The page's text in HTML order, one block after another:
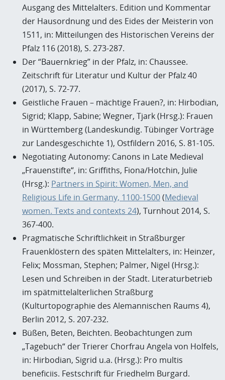
Ausgang des Mittelalters. Edition und Kommentar
der Hausordnung und des Eides der Meisterin von
1511, in: Mitteilungen des Historischen Vereins der
Pfalz 116 (2018), S. 273-287.
Der “Bauernkrieg” in der Pfalz, in: Chaussee.
Zeitschrift für Literatur und Kultur der Pfalz 40
(2017), S. 72-77.
Geistliche Frauen – mächtige Frauen?, in: Hirbodian,
Sigrid; Klapp, Sabine; Wegner, Tjark (Hrsg.): Frauen
in Württemberg (Landeskundig. Tübinger Vorträge
zur Landesgeschichte 1), Ostfildern 2016, S. 81-105.
Negotiating Autonomy: Canons in Late Medieval
„Frauenstifte“, in: Griffiths, Fiona/Hotchin, Julie
(Hrsg.): Partners in Spirit: Women, Men, and
Religious Life in Germany, 1100-1500(Medieval
women. Texts and contexts 24), Turnhout 2014, S.
367-400.
Pragmatische Schriftlichkeit in Straßburger
Frauenklöstern des späten Mittelalters, in: Heinzer,
Felix; Mossman, Stephen; Palmer, Nigel (Hrsg.):
Lesen und Schreiben in der Stadt. Literaturbetrieb
im spätmittelalterlichen Straßburg
(Kulturtopographie des Alemannischen Raums 4),
Berlin 2012, S. 207-232.
Büßen, Beten, Beichten. Beobachtungen zum
„Tagebuch“ der Trierer Chorfrau Angela von Holfels,
in: Hirbodian, Sigrid u.a. (Hrsg.): Pro multis
beneficiis. Festschrift für Friedhelm Burgard.